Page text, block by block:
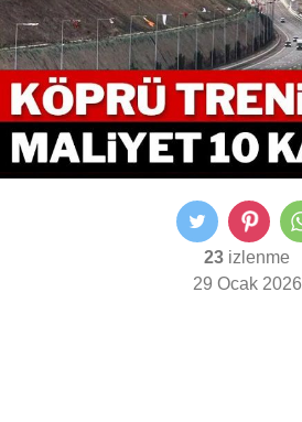
23 izlenme
29 Ocak 2026